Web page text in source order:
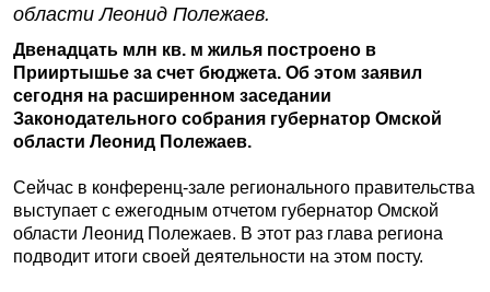
области Леонид Полежаев.
Двенадцать млн кв. м жилья построено в
Прииртышье за счет бюджета. Об этом заявил
сегодня на расширенном заседании
Законодательного собрания губернатор Омской
области Леонид Полежаев.
Сейчас в конференц-зале регионального правительства
выступает с ежегодным отчетом губернатор Омской
области Леонид Полежаев. В этот раз глава региона
подводит итоги своей деятельности на этом посту.